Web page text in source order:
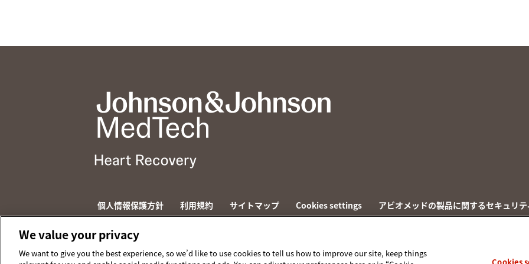
個人情報保護方針 利用規約 サイトマップ Cookies settings アビオメッドの製品に関するセキュリテ
© 2026 ABIOMED. All rights reserved.
We value your privacy
We want to give you the best experience, so we’d like to use cookies to tell us how to improve our site, keep things
Cookies